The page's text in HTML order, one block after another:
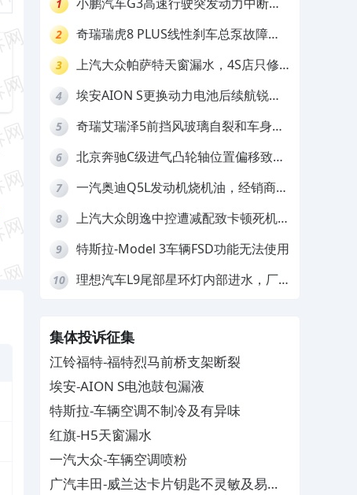
1
2
奇瑞瑞虎8 PLUS线性刹车总泵故障，
3
上汽大众帕萨特天窗漏水，4S店只修
4
埃安AION S更换动力电池后续航锐
5
奇瑞艾瑞泽5前挡风玻璃自裂和车身多
6
北京奔驰C级进气凸轮轴位置偏移致发
7
一汽奥迪Q5L发动机烧机油，经销商推
8
上汽大众朗逸中控遭减配致卡顿死机，
9 特斯拉-Model 3车辆FSD功能无法使用
10
理想汽车L9尾部星环灯内部进水，厂
集体投诉征集
江铃福特-福特烈马前桥支架断裂
埃安-AION S电池鼓包漏液
特斯拉-车辆空调不制冷及有异味
红旗-H5天窗漏水
一汽大众-车辆空调喷粉
广汽丰田-威兰达卡片钥匙不灵敏及易消